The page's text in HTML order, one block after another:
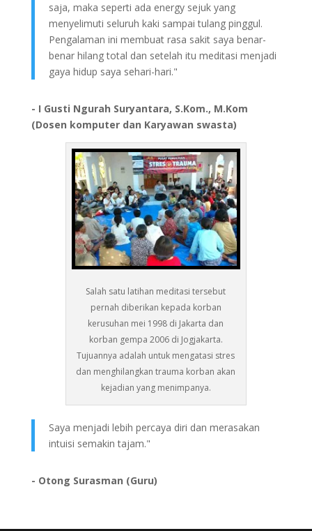
saja, maka seperti ada energy sejuk yang
menyelimuti seluruh kaki sampai tulang pinggul.
Pengalaman ini membuat rasa sakit saya benar-
benar hilang total dan setelah itu meditasi menjadi
gaya hidup saya sehari-hari."
- I Gusti Ngurah Suryantara, S.Kom., M.Kom
(Dosen komputer dan Karyawan swasta)
Salah satu latihan meditasi tersebut
pernah diberikan kepada korban
kerusuhan mei 1998 di Jakarta dan
korban gempa 2006 di Jogjakarta.
Tujuannya adalah untuk mengatasi stres
dan menghilangkan trauma korban akan
kejadian yang menimpanya.
Saya menjadi lebih percaya diri dan merasakan
intuisi semakin tajam."
- Otong Surasman (Guru)